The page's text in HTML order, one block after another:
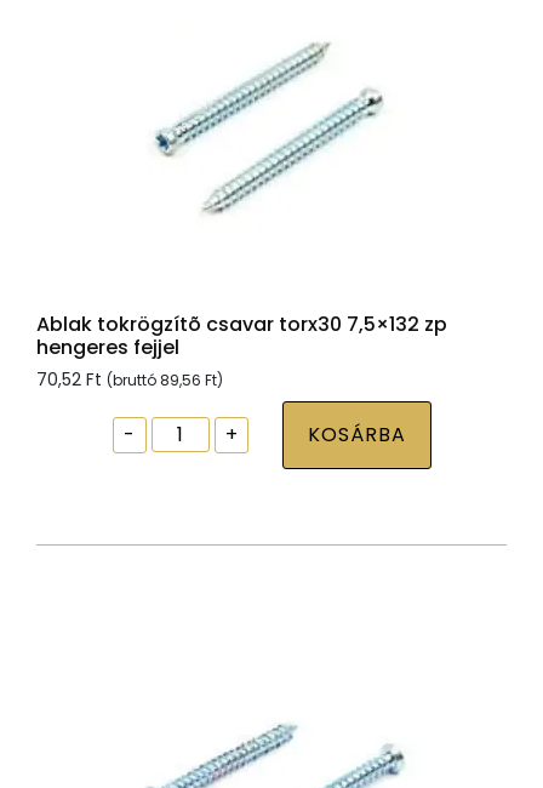
Ablak tokrögzítõ csavar torx30 7,5×132 zp
hengeres fejjel
70,52 Ft (bruttó89,56 Ft)
-
Ablak
tokrögzítõ
7,5x132
+ KOSÁRBA